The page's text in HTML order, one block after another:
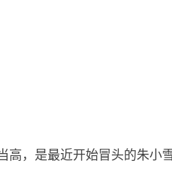
，是最近开始冒头的朱小雪